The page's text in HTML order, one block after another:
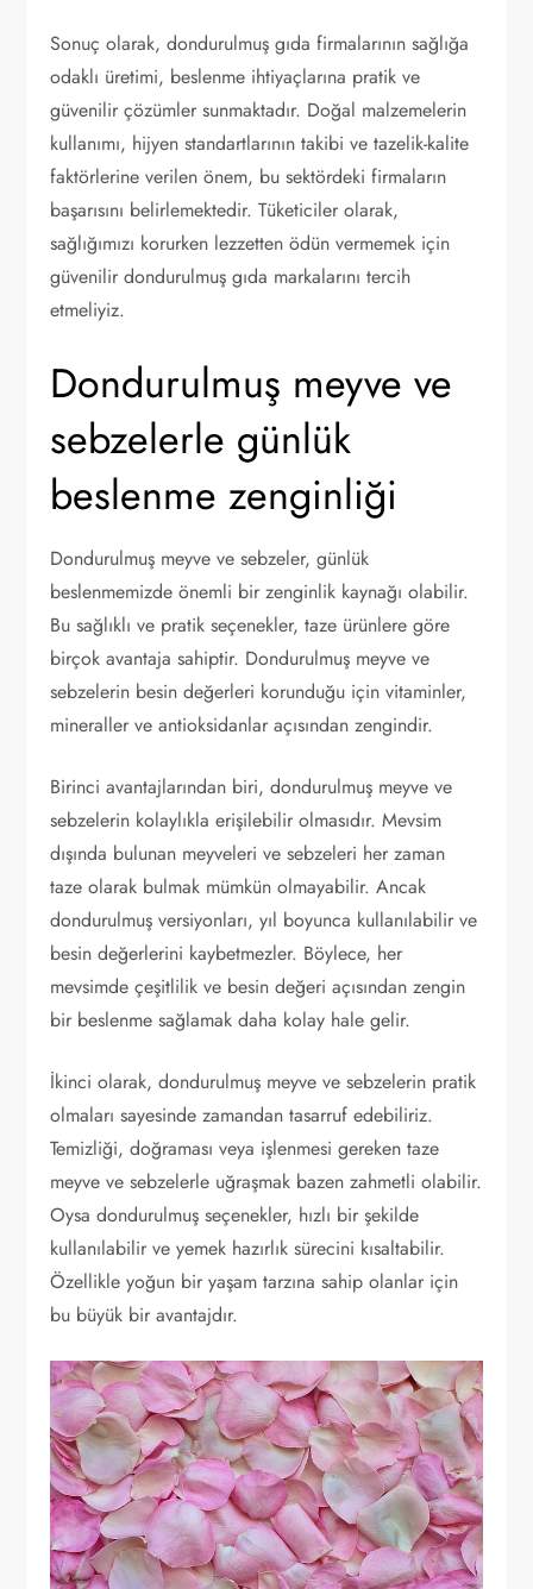
Sonuç olarak, dondurulmuş gıda firmalarının sağlığa
odaklı üretimi, beslenme ihtiyaçlarına pratik ve
güvenilir çözümler sunmaktadır. Doğal malzemelerin
kullanımı, hijyen standartlarının takibi ve tazelik-kalite
faktörlerine verilen önem, bu sektördeki firmaların
başarısını belirlemektedir. Tüketiciler olarak,
sağlığımızı korurken lezzetten ödün vermemek için
güvenilir dondurulmuş gıda markalarını tercih
etmeliyiz.
Dondurulmuş meyve ve
sebzelerle günlük
beslenme zenginliği
Dondurulmuş meyve ve sebzeler, günlük
beslenmemizde önemli bir zenginlik kaynağı olabilir.
Bu sağlıklı ve pratik seçenekler, taze ürünlere göre
birçok avantaja sahiptir. Dondurulmuş meyve ve
sebzelerin besin değerleri korunduğu için vitaminler,
mineraller ve antioksidanlar açısından zengindir.
Birinci avantajlarından biri, dondurulmuş meyve ve
sebzelerin kolaylıkla erişilebilir olmasıdır. Mevsim
dışında bulunan meyveleri ve sebzeleri her zaman
taze olarak bulmak mümkün olmayabilir. Ancak
dondurulmuş versiyonları, yıl boyunca kullanılabilir ve
besin değerlerini kaybetmezler. Böylece, her
mevsimde çeşitlilik ve besin değeri açısından zengin
bir beslenme sağlamak daha kolay hale gelir.
İkinci olarak, dondurulmuş meyve ve sebzelerin pratik
olmaları sayesinde zamandan tasarruf edebiliriz.
Temizliği, doğraması veya işlenmesi gereken taze
meyve ve sebzelerle uğraşmak bazen zahmetli olabilir.
Oysa dondurulmuş seçenekler, hızlı bir şekilde
kullanılabilir ve yemek hazırlık sürecini kısaltabilir.
Özellikle yoğun bir yaşam tarzına sahip olanlar için
bu büyük bir avantajdır.